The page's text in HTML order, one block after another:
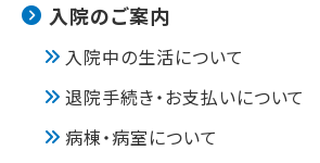
入院のご案内
入院中の生活について
退院手続き・お支払いについて
病棟・病室について